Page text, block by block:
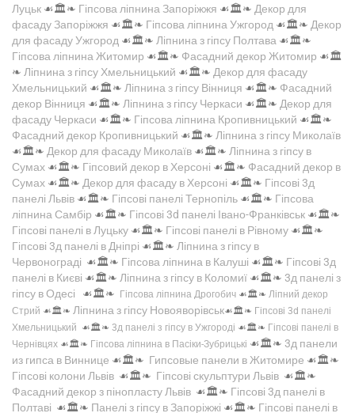
Луцьк ☙🏛️❧ Гіпсова ліпнина Запоріжжя ☙🏛️❧ Декор для
фасаду Запоріжжя ☙🏛️❧ Гіпсова ліпнина Ужгород ☙🏛️❧ Декор
для фасаду Ужгород ☙🏛️❧ Ліпнина з гіпсу Полтава ☙🏛️❧
Гіпсова ліпнина Житомир ☙🏛️❧ Фасадний декор Житомир ☙🏛️
❧ Ліпнина з гіпсу Хмельницький ☙🏛️❧ Декор для фасаду
Хмельницький ☙🏛️❧ Ліпнина з гіпсу Вінниця ☙🏛️❧ Фасадний
декор Вінниця ☙🏛️❧ Ліпнина з гіпсу Черкаси ☙🏛️❧ Декор для
фасаду Черкаси ☙🏛️❧ Гіпсова ліпнина Кропивницький ☙🏛️❧
Фасадний декор Кропивницький ☙🏛️❧ Ліпнина з гіпсу Миколаїв
☙🏛️❧ Декор для фасаду Миколаїв ☙🏛️❧ Ліпнина з гіпсу в
Сумах ☙🏛️❧ Гіпсовий декор в Херсоні ☙🏛️❧ Фасадний декор в
Сумах ☙🏛️❧ Декор для фасаду в Херсоні ☙🏛️❧ Гіпсові 3д
панелі Львів ☙🏛️❧ Гіпсові панелі Тернопіль ☙🏛️❧ Гіпсова
ліпнина Самбір ☙🏛️❧ Гіпсові 3d панелі Івано-Франківськ ☙🏛️❧
Гіпсові панелі в Луцьку ☙🏛️❧ Гіпсові панелі в Рівному ☙🏛️❧
Гіпсові 3д панелі в Дніпрі ☙🏛️❧ Ліпнина з гіпсу в
Червонограді ☙🏛️❧ Гіпсова ліпнина в Калуші ☙🏛️❧ Гіпсові 3д
панелі в Києві ☙🏛️❧ Ліпнина з гіпсу в Коломиї ☙🏛️❧ 3д панелі з
гіпсу в Одесі ☙🏛️❧ Гіпсова ліпнина Дрогобич ☙🏛️❧ Ліпний декор
Стрий ☙🏛️❧ Ліпнина з гіпсу Новояворівськ☙🏛️❧ Гіпсові 3d панелі
Хмельницький ☙🏛️❧ 3д панелі з гіпсу в Ужгороді ☙🏛️❧ Гіпсові панелі в
Чернівцях ☙🏛️❧ Гіпсова ліпнина в Пасіки-Зубрицькі ☙🏛️❧ 3д панели
из гипса в Виннице ☙🏛️❧ Гипсовые панели в Житомире ☙🏛️❧
Гіпсові колони Львів ☙🏛️❧ Гіпсові скульптури Львів ☙🏛️❧
Фасадний декор з пінопласту Львів ☙🏛️❧ Гіпсові 3д панелі в
Полтаві ☙🏛️❧ Панелі з гіпсу в Запоріжжі ☙🏛️❧ Гіпсові панелі в